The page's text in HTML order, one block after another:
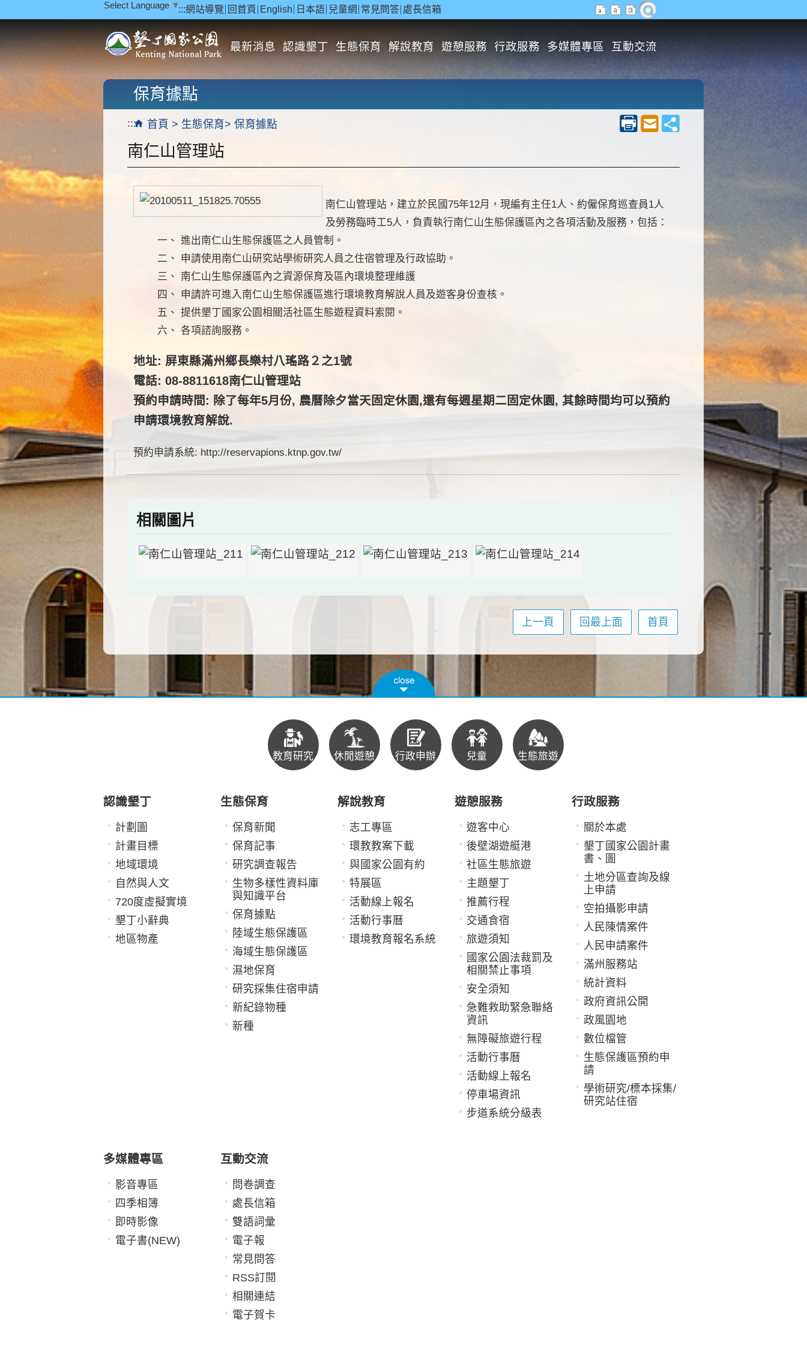
:::網站導覽 回首頁 English 日本語 兒童網 常見問答 處長信箱
Select Language ▼
最新消息 認識墾丁 生態保育 解說教育 遊憩服務 行政服務 多媒體專區 互動交流
::: 首頁 生態保育 保育據點
保育據點
南仁山管理站
南仁山管理站，建立於民國75年12月，現編有主任1人、約僱保育巡查員1人
及勞務臨時工5人，負責執行南仁山生態保護區內之各項活動及服務，包括：
一、 進出南仁山生態保護區之人員管制。
二、 申請使用南仁山研究站學術研究人員之住宿管理及行政協助。
三、 南仁山生態保護區內之資源保育及區內環境整理維護
四、 申請許可進入南仁山生態保護區進行環境教育解說人員及遊客身份查核。
五、 提供墾丁國家公園相關活社區生態遊程資料索閱。
六、 各項諮詢服務。
地址: 屏東縣滿州鄉長樂村八瑤路２之1號
電話: 08-8811618南仁山管理站
預約申請時間: 除了每年5月份, 農曆除夕當天固定休園,還有每週星期二固定休園, 其餘時間均可以預約
申請環境教育解說.
預約申請系統: http://reservapions.ktnp.gov.tw/
相關圖片
上一頁 回最上面 首頁
教育研究 休閒遊憩 行政申辦 兒童 生態旅遊
認識墾丁
計劃圖
計畫目標
地域環境
自然與人文
720度虛擬實境
墾丁小辭典
地區物產
生態保育
保育新聞
保育記事
研究調查報告
生物多樣性資料庫
與知識平台
保育據點
陸域生態保護區
海域生態保護區
濕地保育
研究採集住宿申請
新紀錄物種
新種
解說教育
志工專區
環教教案下載
與國家公園有約
特展區
活動線上報名
活動行事曆
環境教育報名系統
遊憩服務
遊客中心
後壁湖遊艇港
社區生態旅遊
主題墾丁
推薦行程
交通食宿
旅遊須知
國家公園法裁罰及
相關禁止事項
安全須知
急難救助緊急聯絡
資訊
無障礙旅遊行程
活動行事曆
活動線上報名
停車場資訊
步道系統分級表
行政服務
關於本處
墾丁國家公園計畫
書、圖
土地分區查詢及線
上申請
空拍攝影申請
人民陳情案件
人民申請案件
滿州服務站
統計資料
政府資訊公開
政風園地
數位檔管
生態保護區預約申
請
學術研究/標本採集/
研究站住宿
多媒體專區
影音專區
四季相簿
即時影像
電子書(NEW)
互動交流
問卷調查
處長信箱
雙語詞彙
電子報
常見問答
RSS訂閱
相關連結
電子賀卡